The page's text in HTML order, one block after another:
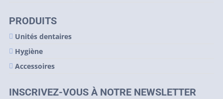
PRODUITS
Unités dentaires
Hygiène
Accessoires
INSCRIVEZ-VOUS À NOTRE NEWSLETTER